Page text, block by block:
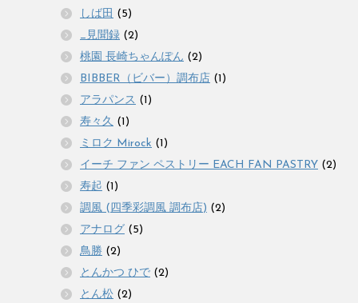
しば田 (5)
_見聞録 (2)
桃園 長崎ちゃんぽん (2)
BIBBER（ビバー）調布店 (1)
アラパンス (1)
寿々久 (1)
ミロク Mirock (1)
イーチ ファン ペストリー EACH FAN PASTRY (2)
寿起 (1)
調風 (四季彩調風 調布店) (2)
アナログ (5)
鳥勝 (2)
とんかつ ひで (2)
とん松 (2)